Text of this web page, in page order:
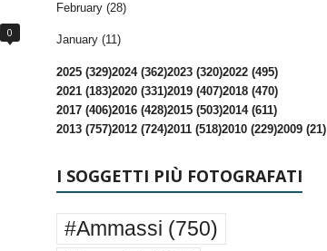
0
February (28)
January (11)
2025 (329)2024 (362)2023 (320)2022 (495)
2021 (183)2020 (331)2019 (407)2018 (470)
2017 (406)2016 (428)2015 (503)2014 (611)
2013 (757)2012 (724)2011 (518)2010 (229)2009 (21)
I SOGGETTI PIÙ FOTOGRAFATI
#Ammassi (750)